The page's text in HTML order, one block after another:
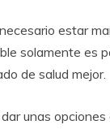
estar
solamente es
de salud mejor.
unas